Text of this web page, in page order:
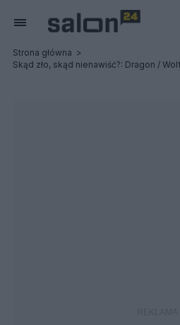
Strona główna